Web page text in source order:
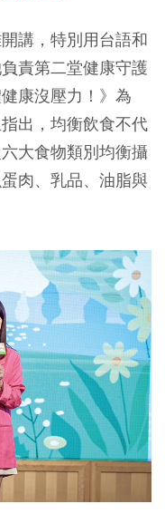
講，特別用台語和
責第二堂健康守護
康沒壓力！》為
出，均衡飲食不代
大食物類別均衡攝
肉、乳品、油脂與